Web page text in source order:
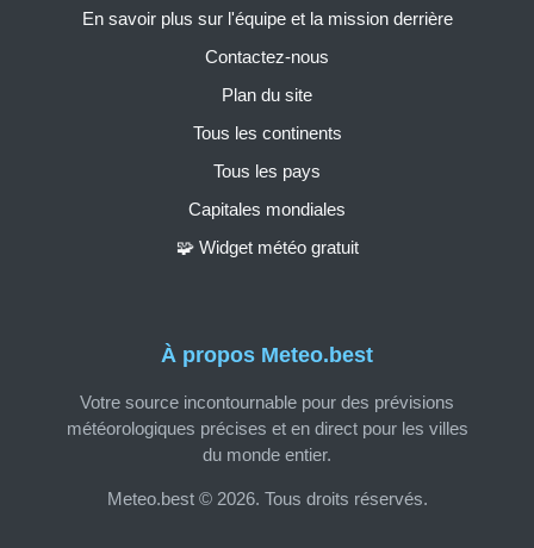
À propos Meteo.best
Votre source incontournable pour des prévisions
météorologiques précises et en direct pour les villes
du monde entier.
Meteo.best © 2026. Tous droits réservés.
En savoir plus sur l'équipe et la mission derrière
Contactez-nous
Plan du site
Tous les continents
Tous les pays
Capitales mondiales
🧩 Widget météo gratuit